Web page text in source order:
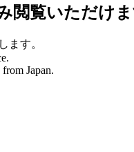
閲覧いただけま
ます。
Japan.